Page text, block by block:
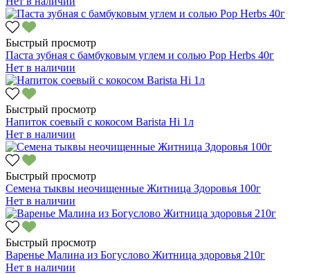
Быстрый просмотр
Паста зубная с бамбуковым углем и солью Pop Herbs 40г
Нет в наличии
Быстрый просмотр
Напиток соевый с кокосом Barista Hi 1л
Нет в наличии
Быстрый просмотр
Семена тыквы неочищенные Житница Здоровья 100г
Нет в наличии
Быстрый просмотр
Варенье Малина из Богуслово Житница здоровья 210г
Нет в наличии